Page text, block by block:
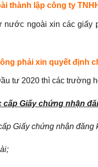
thành lập công ty
ngoài xin các giấy
phải xin quyết định
tư 2020 thì các trường
Giấy chứng nhận
Giấy chứng nhận đăng